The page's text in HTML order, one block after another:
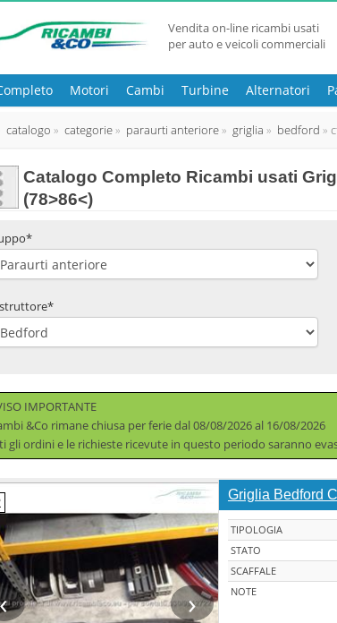
Vendita on-line ricambi usati
per auto e veicoli commerciali
Motori Cambi Turbine Alternatori
catalogo categorie paraurti anteriore griglia bedford
Catalogo Completo Ricambi usati
(78>86<)
IMPORTANTE
&Co rimane chiusa per ferie dal 08/08/2026 al 16/08/2026
gli ordini e le richieste ricevute in questo periodo saranno
‹ ›
Griglia Bedford
TIPOLOGIA
STATO
SCAFFALE
NOTE